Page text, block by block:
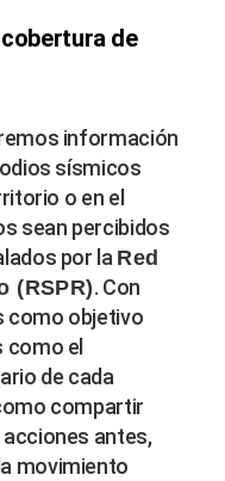
de
información
sísmicos
o en el
sean percibidos
por la Red
(RSPR). Con
como objetivo
como el
de cada
compartir
antes,
movimiento